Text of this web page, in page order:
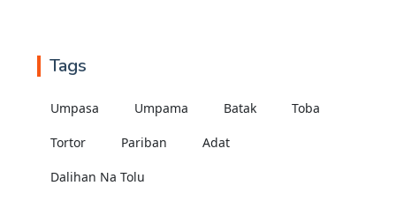
Tags
Umpasa Umpama Batak Toba
Tortor Pariban Adat
Dalihan Na Tolu